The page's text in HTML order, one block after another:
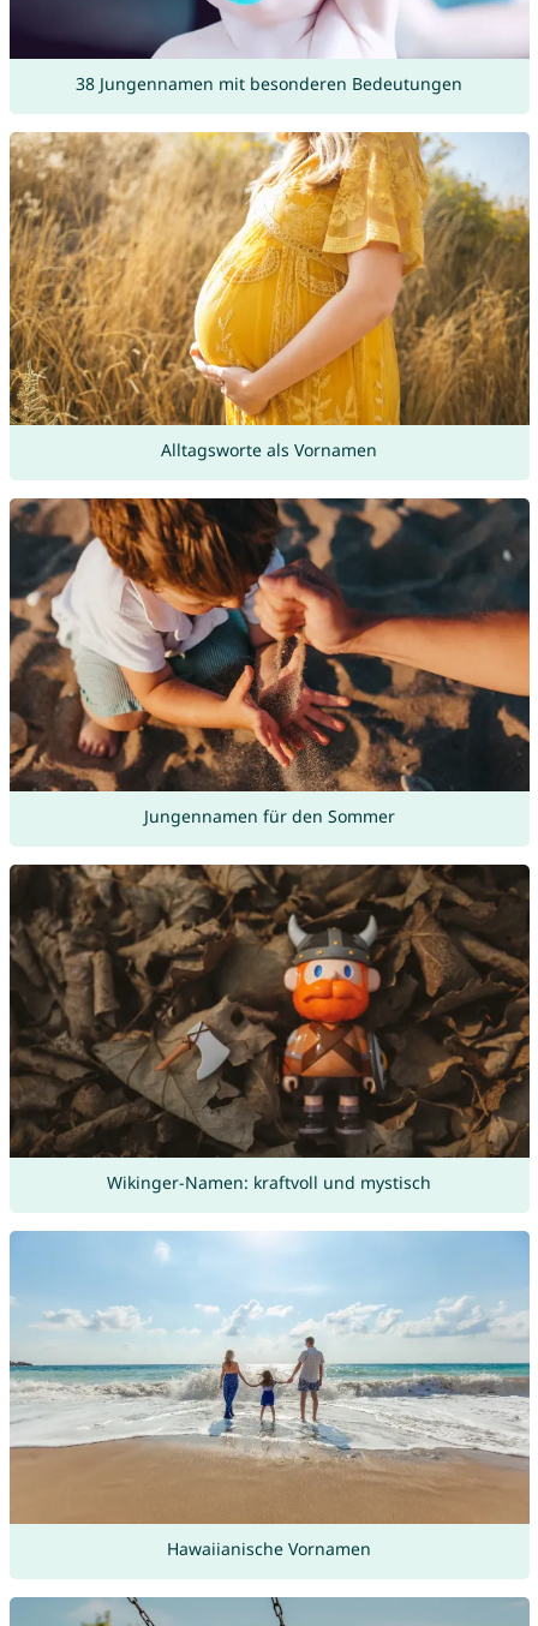
38 Jungennamen mit besonderen Bedeutungen
Alltagsworte als Vornamen
Jungennamen für den Sommer
Wikinger-Namen: kraftvoll und mystisch
Hawaiianische Vornamen